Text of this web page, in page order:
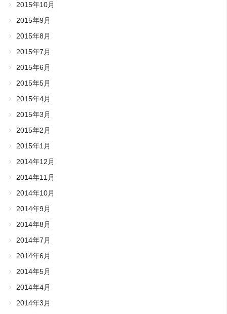
2015年10月
2015年9月
2015年8月
2015年7月
2015年6月
2015年5月
2015年4月
2015年3月
2015年2月
2015年1月
2014年12月
2014年11月
2014年10月
2014年9月
2014年8月
2014年7月
2014年6月
2014年5月
2014年4月
2014年3月